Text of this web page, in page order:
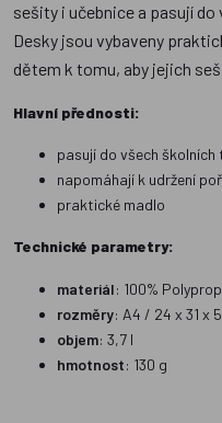
sešity i učebnice a pasují
Desky jsou vybaveny
dětem k tomu, aby jejich
Hlavní přednosti:
pasují do všech
napomáhají k udržení
praktické madlo
Technické parametry:
materiál: 100%
rozměry: A4 / 24 x 31 x
objem: 3,7 l
hmotnost: 130 g